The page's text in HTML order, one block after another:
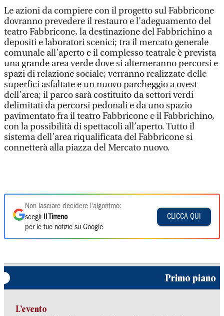
Le azioni da compiere con il progetto sul Fabbricone
dovranno prevedere il restauro e l’adeguamento del
teatro Fabbricone, la destinazione del Fabbrichino a
depositi e laboratori scenici; tra il mercato generale
comunale all’aperto e il complesso teatrale è prevista
una grande area verde dove si alterneranno percorsi e
spazi di relazione sociale; verranno realizzate delle
superfici asfaltate e un nuovo parcheggio a ovest
dell’area; il parco sarà costituito da settori verdi
delimitati da percorsi pedonali e da uno spazio
pavimentato fra il teatro Fabbricone e il Fabbrichino,
con la possibilità di spettacoli all’aperto. Tutto il
sistema dell’area riqualificata del Fabbricone si
connetterà alla piazza del Mercato nuovo.
Non lasciare decidere l'algoritmo:
scegli
Il Tirreno
per le tue notizie su Google
CLICCA QUI
Primo piano
L’evento